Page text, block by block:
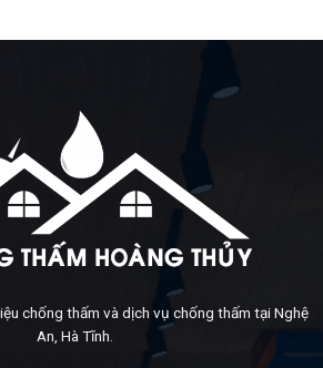
chống thấm và dịch vụ chống thấm tại Nghệ
An, Hà Tĩnh.